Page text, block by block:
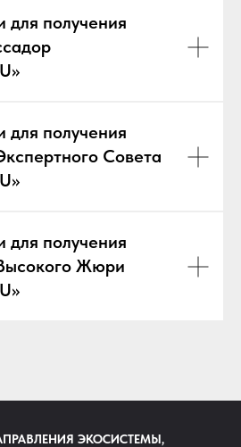
для получения
для получения
Совета
для получения
Жюри
ЭКОСИСТЕМЫ,